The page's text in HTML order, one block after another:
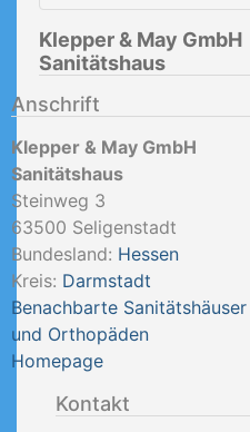
Klepper & May GmbH
Sanitätshaus
Anschrift
Klepper & May GmbH
Sanitätshaus
Steinweg 3
63500 Seligenstadt
Bundesland: Hessen
Kreis: Darmstadt
Benachbarte Sanitätshäuser
und Orthopäden
Homepage
Kontakt